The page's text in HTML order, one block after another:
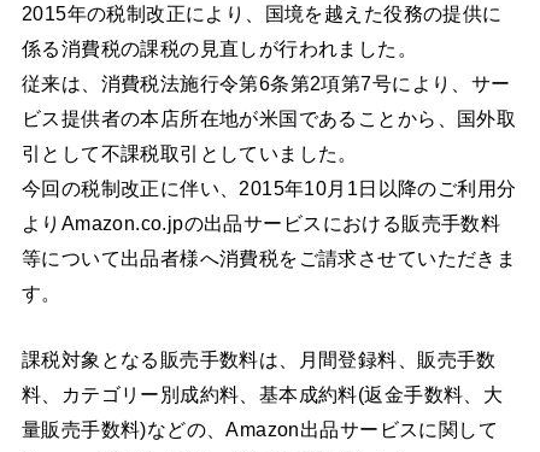
2015年の税制改正により、国境を越えた役務の提供に
係る消費税の課税の見直しが行われました。
従来は、消費税法施行令第6条第2項第7号により、サー
ビス提供者の本店所在地が米国であることから、国外取
引として不課税取引としていました。
今回の税制改正に伴い、2015年10月1日以降のご利用分
よりAmazon.co.jpの出品サービスにおける販売手数料
等について出品者様へ消費税をご請求させていただきま
す。
課税対象となる販売手数料は、月間登録料、販売手数
料、カテゴリー別成約料、基本成約料(返金手数料、大
量販売手数料)などの、Amazon出品サービスに関して